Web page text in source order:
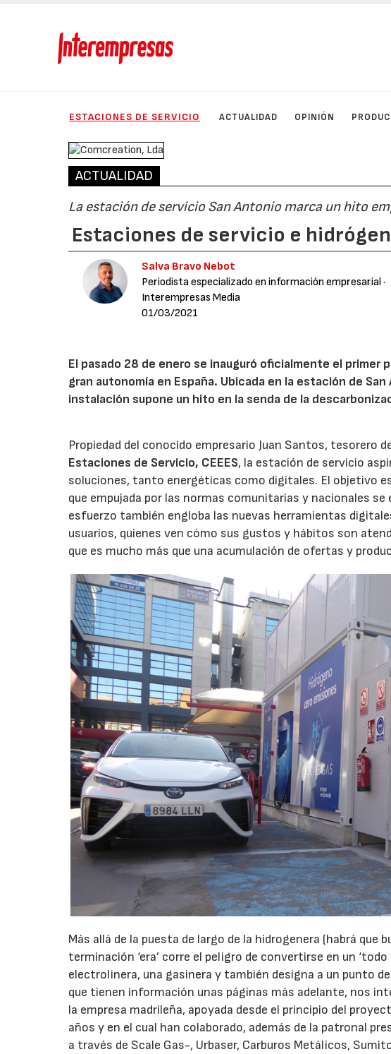
ESTACIONES DE SERVICIO ACTUALIDAD OPINIÓN
ACTUALIDAD
La estación de servicio San Antonio marca un hito
Estaciones de servicio e
Salva Bravo Nebot
Periodista especializado en información empresarial·
Interempresas Media
01/03/2021
El pasado 28 de enero se inauguró oficialmente el
gran autonomía en España. Ubicada en la estación de
instalación supone un hito en la senda de la
Propiedad del conocido empresario Juan Santos, tesorero
Estaciones de Servicio, CEEES, la estación de servicio
soluciones, tanto energéticas como digitales. El objetivo
que empujada por las normas comunitarias y nacionales
esfuerzo también engloba las nuevas herramientas
usuarios, quienes ven cómo sus gustos y hábitos son
que es mucho más que una acumulación de ofertas y
Más allá de la puesta de largo de la hidrogenera (habrá que
terminación ‘era’ corre el peligro de convertirse en un
electrolinera, una gasinera y también designa a un punto
que tienen información unas páginas más adelante, nos
la empresa madrileña, apoyada desde el principio del
años y en el cual han colaborado, además de la patronal
a través de Scale Gas-, Urbaser, Carburos Metálicos,